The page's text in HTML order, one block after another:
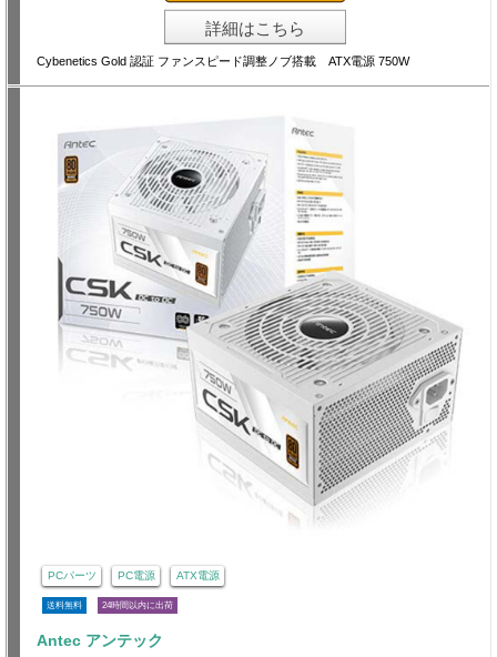
詳細はこちら
Cybenetics Gold 認証 ファンスピード調整ノブ搭載 ATX電源 750W
PCパーツ PC電源 ATX電源
送料無料 24時間以内に出荷
Antec アンテック